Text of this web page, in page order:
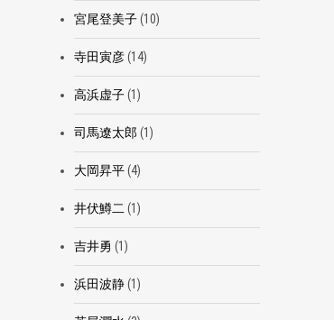
宮尾登美子(10)
寺田寅彦(14)
高浜虚子(1)
司馬遼太郎 (1)
大岡昇平(4)
井伏鱒二 (1)
吉井勇 (1)
浜田波静(1)